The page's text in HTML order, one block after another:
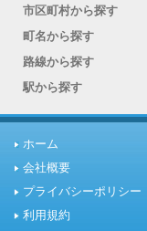
市区町村から探す
町名から探す
路線から探す
駅から探す
ホーム
会社概要
プライバシーポリシー
利用規約